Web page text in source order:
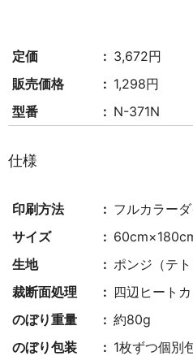
定価
3,672円
販売価格
1,298円
型番
N-371N
仕様
印刷方法 フルカラー
サイズ
生地
ポンジ（テ
裁断面処理 四辺ヒート
のぼり重量
約80g
のぼり包装
1枚ずつ個別